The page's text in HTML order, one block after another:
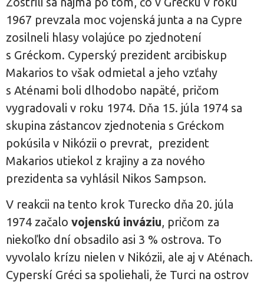
1967 prevzala moc vojenská junta a na Cypre
zosilneli hlasy volajúce po zjednotení
s Gréckom. Cyperský prezident arcibiskup
Makarios to však odmietal a jeho vzťahy
s Aténami boli dlhodobo napäté, pričom
vygradovali v roku 1974. Dňa 15. júla 1974 sa
skupina zástancov zjednotenia s Gréckom
pokúsila v Nikózii o prevrat, prezident
Makarios utiekol z krajiny a za nového
prezidenta sa vyhlásil Nikos Sampson.
V reakcii na tento krok Turecko dňa 20. júla
1974 začalo vojenskú inváziu, pričom za
niekoľko dní obsadilo asi 3 % ostrova. To
vyvolalo krízu nielen v Nikózii, ale aj v Aténach.
Cyperskí Gréci sa spoliehali, že Turci na ostrov